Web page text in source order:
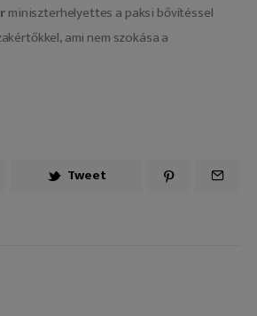
miniszterhelyettes a paksi bővítéssel
ami nem szokása a
Tweet